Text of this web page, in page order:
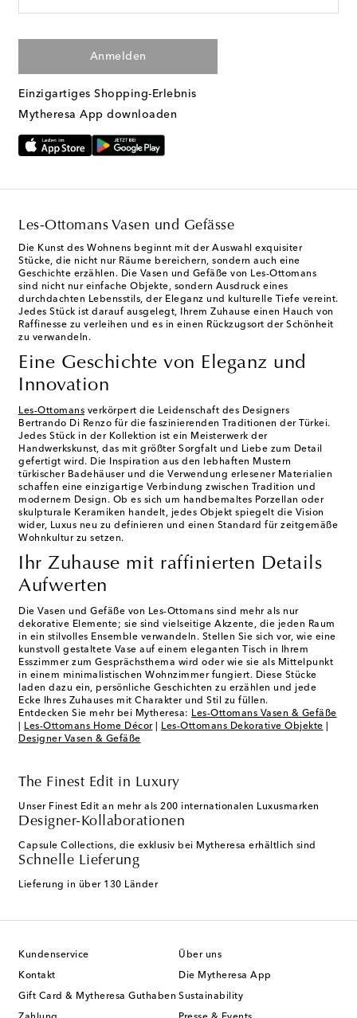
Anmelden
Einzigartiges Shopping-Erlebnis
Mytheresa App downloaden
Les-Ottomans Vasen und Gefässe
Die Kunst des Wohnens beginnt mit der Auswahl exquisiter
Stücke, die nicht nur Räume bereichern, sondern auch eine
Geschichte erzählen. Die Vasen und Gefäße von Les-Ottomans
sind nicht nur einfache Objekte, sondern Ausdruck eines
durchdachten Lebensstils, der Eleganz und kulturelle Tiefe vereint.
Jedes Stück ist darauf ausgelegt, Ihrem Zuhause einen Hauch von
Raffinesse zu verleihen und es in einen Rückzugsort der Schönheit
zu verwandeln.
Eine Geschichte von Eleganz und
Innovation
Les-Ottomans verkörpert die Leidenschaft des Designers
Bertrando Di Renzo für die faszinierenden Traditionen der Türkei.
Jedes Stück in der Kollektion ist ein Meisterwerk der
Handwerkskunst, das mit größter Sorgfalt und Liebe zum Detail
gefertigt wird. Die Inspiration aus den lebhaften Mustern
türkischer Badehäuser und die Verwendung erlesener Materialien
schaffen eine einzigartige Verbindung zwischen Tradition und
modernem Design. Ob es sich um handbemaltes Porzellan oder
skulpturale Keramiken handelt, jedes Objekt spiegelt die Vision
wider, Luxus neu zu definieren und einen Standard für zeitgemäße
Wohnkultur zu setzen.
Ihr Zuhause mit raffinierten Details
Aufwerten
Die Vasen und Gefäße von Les-Ottomans sind mehr als nur
dekorative Elemente; sie sind vielseitige Akzente, die jeden Raum
in ein stilvolles Ensemble verwandeln. Stellen Sie sich vor, wie eine
kunstvoll gestaltete Vase auf einem eleganten Tisch in Ihrem
Esszimmer zum Gesprächsthema wird oder wie sie als Mittelpunkt
in einem minimalistischen Wohnzimmer fungiert. Diese Stücke
laden dazu ein, persönliche Geschichten zu erzählen und jede
Ecke Ihres Zuhauses mit Charakter und Stil zu füllen.
Entdecken Sie mehr bei Mytheresa: Les-Ottomans Vasen & Gefäße
Les-Ottomans Home Décor| Les-Ottomans Dekorative Objekte
Designer Vasen & Gefäße
The Finest Edit in Luxury
Unser Finest Edit an mehr als 200 internationalen Luxusmarken
Designer-Kollaborationen
Capsule Collections, die exklusiv bei Mytheresa erhältlich sind
Schnelle Lieferung
Lieferung in über 130 Länder
Kundenservice
Kontakt
Gift Card & Mytheresa Guthaben
Über uns
Die Mytheresa App
Sustainability